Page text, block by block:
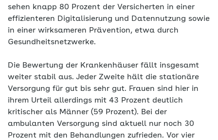
sehen knapp 80 Prozent der Versicherten in einer
effizienteren Digitalisierung und Datennutzung sowie
in einer wirksameren Prävention, etwa durch
Gesundheitsnetzwerke.
Die Bewertung der Krankenhäuser fällt insgesamt
weiter stabil aus. Jeder Zweite hält die stationäre
Versorgung für gut bis sehr gut. Frauen sind hier in
ihrem Urteil allerdings mit 43 Prozent deutlich
kritischer als Männer (59 Prozent). Bei der
ambulanten Versorgung sind aktuell nur noch 30
Prozent mit den Behandlungen zufrieden. Vor vier